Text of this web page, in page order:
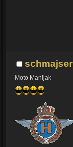
schmajser
Moto Manijak